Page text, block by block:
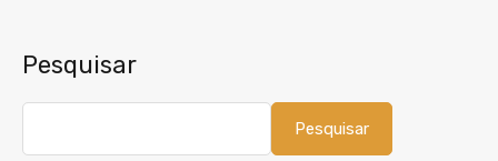
Pesquisar
Pesquisar